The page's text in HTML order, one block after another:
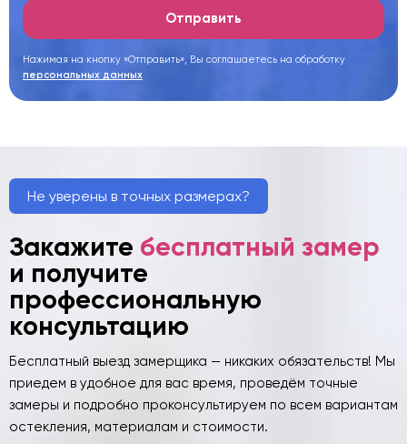
Отправить
Нажимая на кнопку «Отправить», Вы соглашаетесь на обработку
персональных данных
Не уверены в точных размерах?
Закажите бесплатный замер
и получите
профессиональную
консультацию
Бесплатный выезд замерщика — никаких обязательств! Мы
приедем в удобное для вас время, проведём точные
замеры и подробно проконсультируем по всем вариантам
остекления, материалам и стоимости.